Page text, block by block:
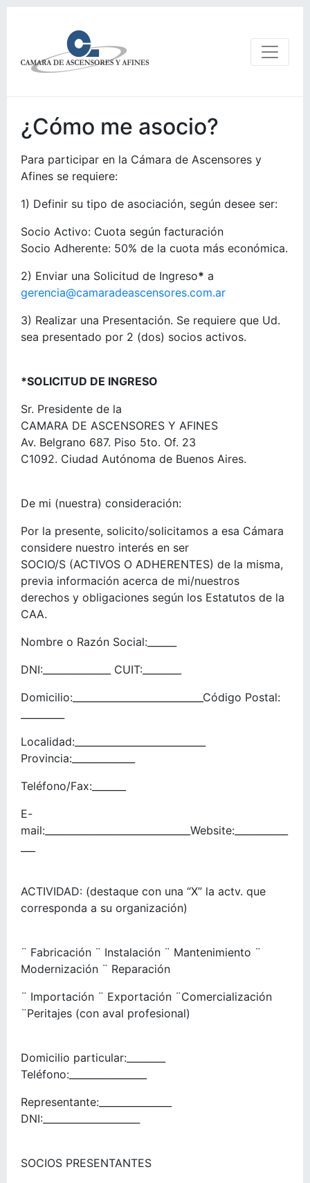
¿Cómo me asocio?
Para participar en la Cámara de Ascensores y
Afines se requiere:
1) Definir su tipo de asociación, según desee ser:
Socio Activo: Cuota según facturación
Socio Adherente: 50% de la cuota más económica.
2) Enviar una Solicitud de Ingreso* a
gerencia@camaradeascensores.com.ar
3) Realizar una Presentación. Se requiere que Ud.
sea presentado por 2 (dos) socios activos.
*SOLICITUD DE INGRESO
Sr. Presidente de la
CAMARA DE ASCENSORES Y AFINES
Av. Belgrano 687. Piso 5to. Of. 23
C1092. Ciudad Autónoma de Buenos Aires.
De mi (nuestra) consideración:
Por la presente, solicito/solicitamos a esa Cámara
considere nuestro interés en ser
SOCIO/S (ACTIVOS O ADHERENTES) de la misma,
previa información acerca de mi/nuestros
derechos y obligaciones según los Estatutos de la
CAA.
Nombre o Razón Social:______
DNI:______________ CUIT:________
Domicilio:___________________________Código Postal:
Localidad:___________________________
Provincia:_____________
Teléfono/Fax:_______
E-
mail:______________________________Website:___________
ACTIVIDAD: (destaque con una “X” la actv. que
corresponda a su organización)
¨ Fabricación ¨ Instalación ¨ Mantenimiento ¨
Modernización ¨ Reparación
¨ Importación ¨ Exportación ¨Comercialización
¨Peritajes (con aval profesional)
Domicilio particular:________
Teléfono:________________
Representante:_______________
DNI:____________________
SOCIOS PRESENTANTES